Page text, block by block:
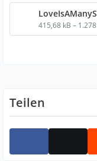
415,68 kB –
Teilen